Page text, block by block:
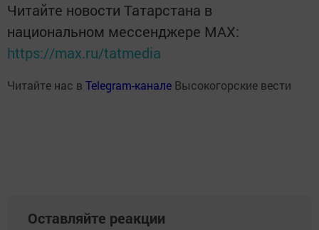
Читайте новости Татарстана в
национальном мессенджере MАХ:
https://max.ru/tatmedia
Читайте нас в Telegram-канале Высокогорские вести
Оставляйте реакции